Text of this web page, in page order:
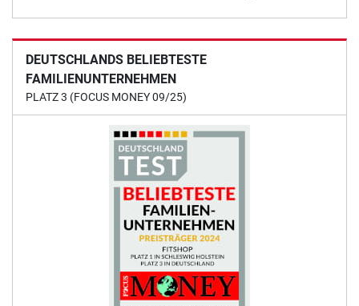
DEUTSCHLANDS BELIEBTESTE
FAMILIENUNTERNEHMEN
PLATZ 3 (FOCUS MONEY 09/25)